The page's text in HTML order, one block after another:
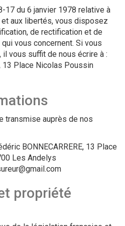
17 du 6 janvier 1978 relative à
et aux libertés, vous disposez
de rectification et de
vous concernent. Si vous
vous suffit de nous écrire à :
13 Place Nicolas Poussin
transmise auprès de nos
BONNECARRERE, 13 Place
Les Andelys
propriété